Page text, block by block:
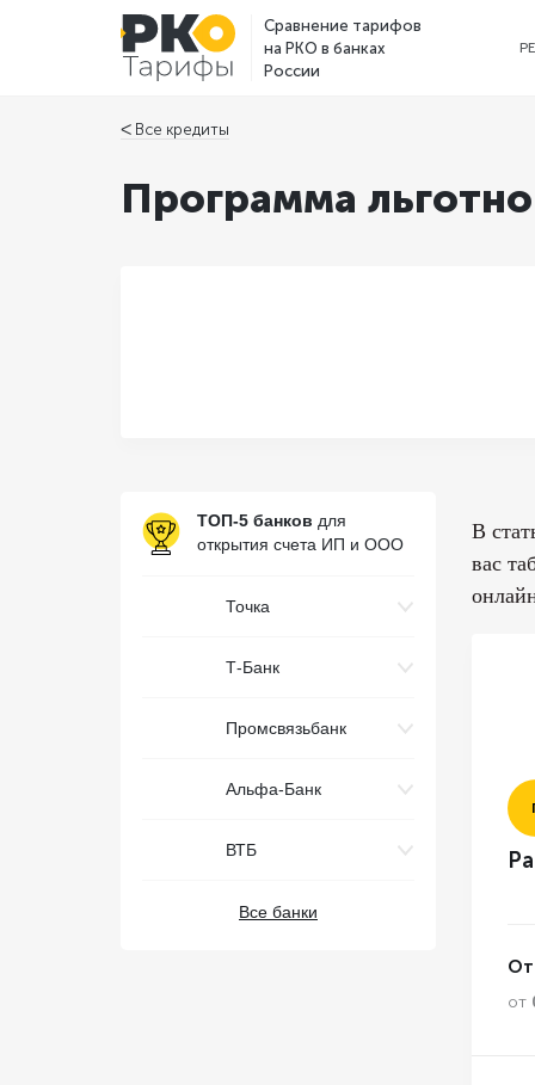
Сравнение тарифов
на РКО в банках
России
ᐸ Все кредиты
Программа
ТОП-5 банков для
открытия счета ИП и ООО
Точка
Т-Банк
Промсвязьбанк
Альфа-Банк
ВТБ
Все банки
В
вас
от